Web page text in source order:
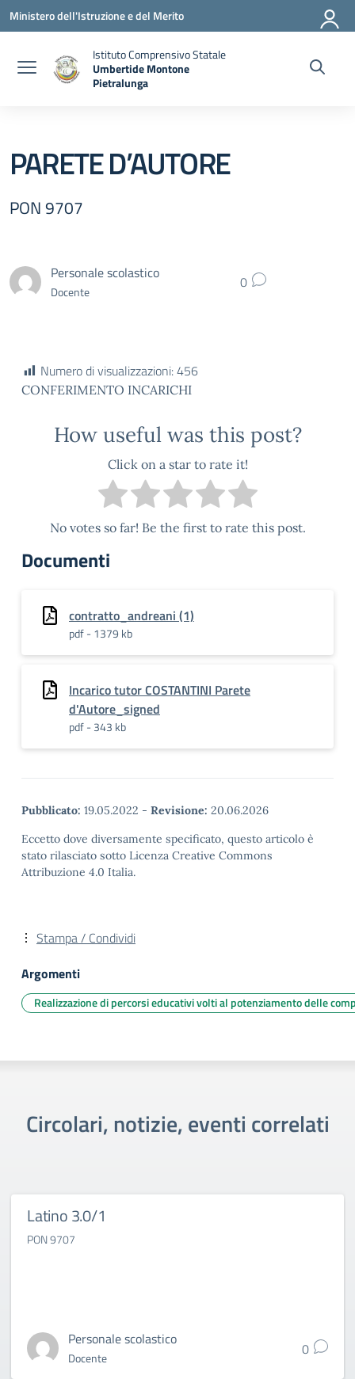
Vai ai contenuti
Vai al menu di navigazione
Vai al footer
Ministero dell'Istruzione e del Merito
Istituto Comprensivo Statale
Umbertide Montone
Pietralunga
PARETE D’AUTORE
PON 9707
Personale scolastico
Docente 0
Numero di visualizzazioni:456
CONFERIMENTO INCARICHI
How useful was this post?
Click on a star to rate it!
No votes so far! Be the first to rate this post.
Documenti
contratto_andreani (1)
pdf - 1379 kb
Incarico tutor COSTANTINI Parete
d'Autore_signed
pdf - 343 kb
Pubblicato: 19.05.2022 - Revisione: 20.06.2026
Eccetto dove diversamente specificato, questo articolo è
stato rilasciato sotto Licenza Creative Commons
Attribuzione 4.0 Italia.
Stampa / Condividi
Argomenti
Realizzazione di percorsi educativi volti al potenziamento delle
Circolari, notizie, eventi correlati
Latino 3.0/1
PON 9707
Personale scolastico
Docente 0